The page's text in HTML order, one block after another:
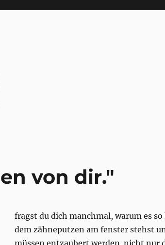
von dir."
fragst du dich manchmal, warum es
dem zähneputzen am fenster stehst
müssen entzaubert werden. nicht